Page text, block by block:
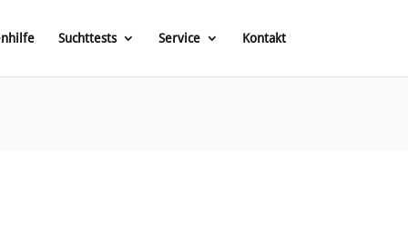
Suchttests Service Kontakt